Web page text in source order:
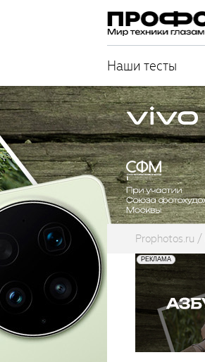
Наши тесты
Prophotos.ru